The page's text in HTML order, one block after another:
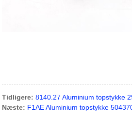
Tidligere: 8140.27 Aluminium topstykke
Næste: F1AE Aluminium topstykke